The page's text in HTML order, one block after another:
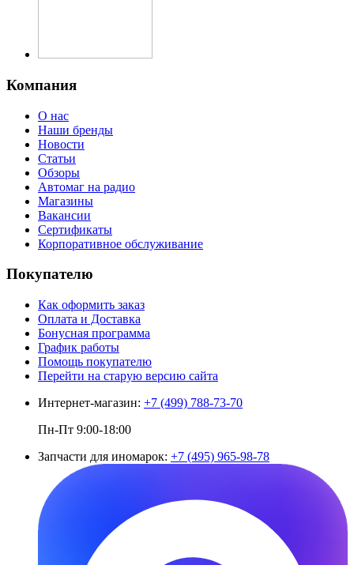
Компания
О нас
Наши бренды
Новости
Статьи
Обзоры
Автомаг на радио
Магазины
Вакансии
Сертификаты
Корпоративное обслуживание
Покупателю
Как оформить заказ
Оплата и Доставка
Бонусная программа
График работы
Помощь покупателю
Перейти на старую версию сайта
Интернет-магазин: +7 (499) 788-73-70
Пн-Пт 9:00-18:00
Запчасти для иномарок: +7 (495) 965-98-78